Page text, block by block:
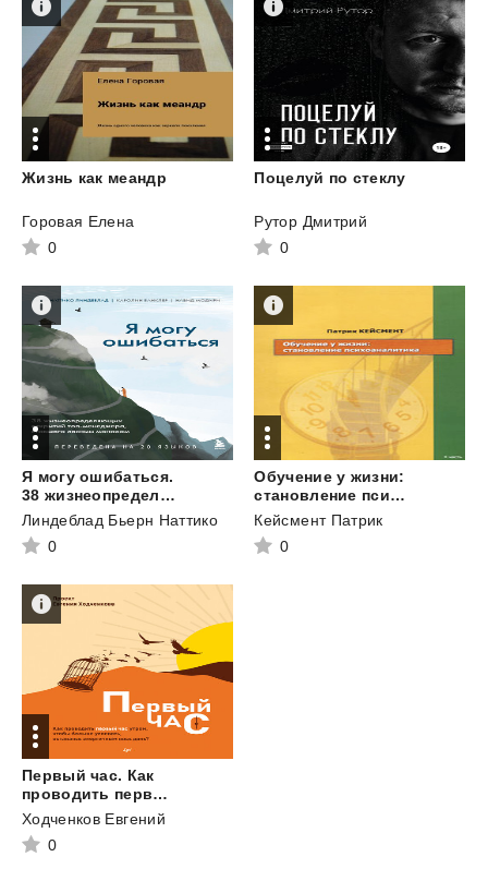
Жизнь как меандр
Горовая Елена
0
Поцелуй по стеклу
Рутор Дмитрий
0
Я могу ошибаться.
38 жизнеопределяющих открытий топ-менеджера, ставшего лесным монахом
Линдеблад Бьерн Наттико
0
Обучение у жизни:
становление психоаналитика
Кейсмент Патрик
0
Первый час. Как
проводить первый час утром, чтобы больше успевать, оставаясь энергичным весь день
Ходченков Евгений
0